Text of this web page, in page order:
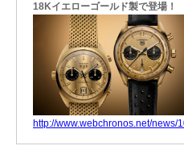
18Kイエローゴールド製で登場！
http://www.webchronos.net/news/